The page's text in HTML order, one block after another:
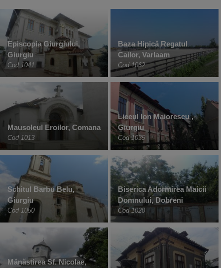
Episcopia Giurgiului,
Giurgiu
Cod 1041
Baza Hipică Regatul
Cailor, Varlaam
Cod 1062
Mausoleul Eroilor, Comana
Cod 1013
Liceul Ion Maiorescu ,
Giurgiu
Cod 1035
Schitul Barbu Belu,
Giurgiu
Cod 1050
Biserica Adormirea Maicii
Domnului, Dobreni
Cod 1020
Mănăstirea Sf. Nicolae,